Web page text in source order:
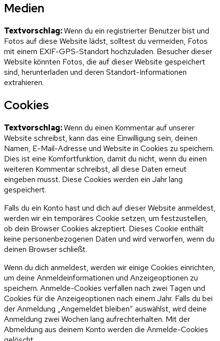
Medien
Textvorschlag:Wenn du ein registrierter Benutzer bist und
Fotos auf diese Website lädst, solltest du vermeiden, Fotos
mit einem EXIF-GPS-Standort hochzuladen. Besucher dieser
Website könnten Fotos, die auf dieser Website gespeichert
sind, herunterladen und deren Standort-Informationen
extrahieren.
Cookies
Textvorschlag:Wenn du einen Kommentar auf unserer
Website schreibst, kann das eine Einwilligung sein, deinen
Namen, E-Mail-Adresse und Website in Cookies zu speichern.
Dies ist eine Komfortfunktion, damit du nicht, wenn du einen
weiteren Kommentar schreibst, all diese Daten erneut
eingeben musst. Diese Cookies werden ein Jahr lang
gespeichert.
Falls du ein Konto hast und dich auf dieser Website anmeldest,
werden wir ein temporäres Cookie setzen, um festzustellen,
ob dein Browser Cookies akzeptiert. Dieses Cookie enthält
keine personenbezogenen Daten und wird verworfen, wenn du
deinen Browser schließt.
Wenn du dich anmeldest, werden wir einige Cookies einrichten,
um deine Anmeldeinformationen und Anzeigeoptionen zu
speichern. Anmelde-Cookies verfallen nach zwei Tagen und
Cookies für die Anzeigeoptionen nach einem Jahr. Falls du bei
der Anmeldung „Angemeldet bleiben“ auswählst, wird deine
Anmeldung zwei Wochen lang aufrechterhalten. Mit der
Abmeldung aus deinem Konto werden die Anmelde-Cookies